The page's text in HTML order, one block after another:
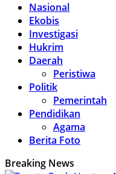
Nasional
Ekobis
Investigasi
Hukrim
Daerah
Peristiwa
Politik
Pemerintah
Pendidikan
Agama
Berita Foto
Breaking News